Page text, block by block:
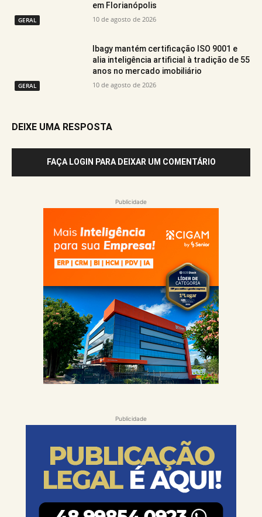
GERAL
em Florianópolis
10 de agosto de 2026
GERAL
Ibagy mantém certificação ISO 9001 e
alia inteligência artificial à tradição de 55
anos no mercado imobiliário
10 de agosto de 2026
DEIXE UMA RESPOSTA
FAÇA LOGIN PARA DEIXAR UM COMENTÁRIO
Publicidade
Publicidade